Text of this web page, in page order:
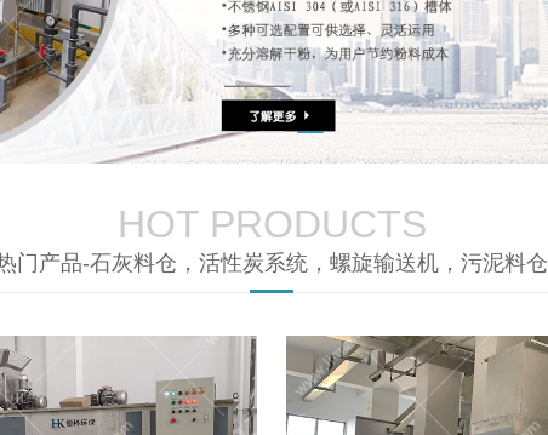
HOT PRODUCTS
门产品-石灰料仓，活性炭系统，螺旋输送机，污泥料仓